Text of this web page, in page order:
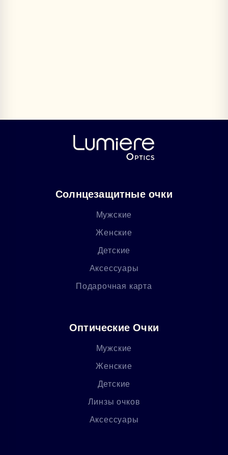
Солнцезащитные очки
Мужские
Женские
Детские
Аксессуары
Подарочная карта
Оптические Очки
Мужские
Женские
Детские
Линзы очков
Аксессуары